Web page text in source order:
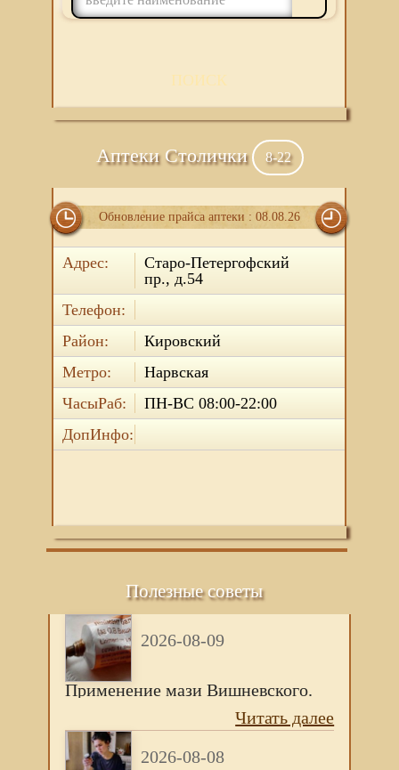
ПОИСК
Аптеки Столички 8-22
Обновление прайса аптеки : 08.08.26
Адрес:
Старо-Петергофский
пр., д.54
Телефон:
Район:
Кировский
Метро:
Нарвская
ЧасыРаб:
ПН-ВС 08:00-22:00
ДопИнфо:
Полезные советы
2026-08-09
Применение мази Вишневского.
Читать далее
2026-08-08